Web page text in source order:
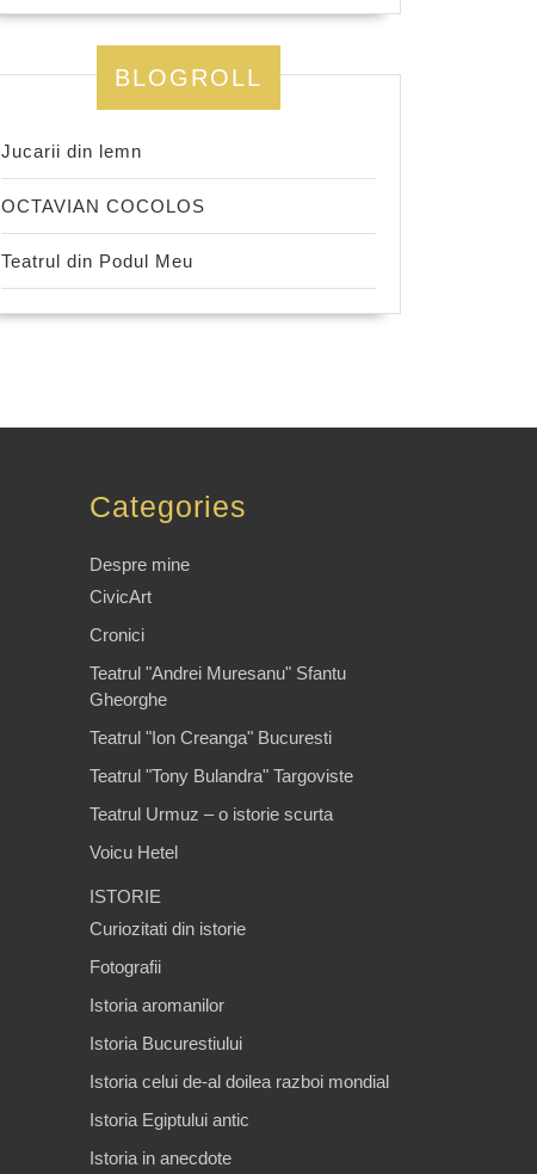
BLOGROLL
Jucarii din lemn
OCTAVIAN COCOLOS
Teatrul din Podul Meu
Categories
Despre mine
CivicArt
Cronici
Teatrul "Andrei Muresanu" Sfantu
Gheorghe
Teatrul "Ion Creanga" Bucuresti
Teatrul "Tony Bulandra" Targoviste
Teatrul Urmuz – o istorie scurta
Voicu Hetel
ISTORIE
Curiozitati din istorie
Fotografii
Istoria aromanilor
Istoria Bucurestiului
Istoria celui de-al doilea razboi mondial
Istoria Egiptului antic
Istoria in anecdote